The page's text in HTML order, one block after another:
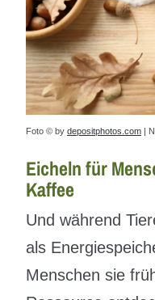
Foto © by depositphotos.com |
Eicheln für
Kaffee
Und während
als
Menschen sie